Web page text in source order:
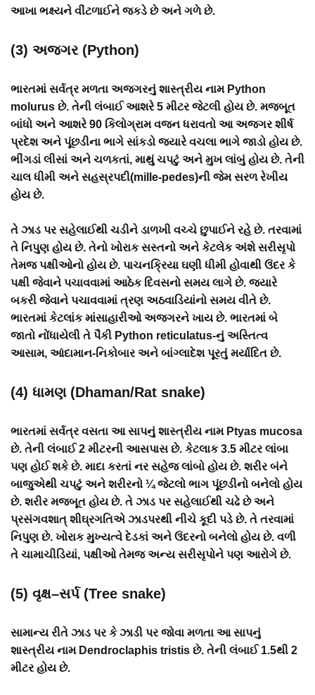
આખા ભક્ષ્યને વીંટળાઈને જકડે છે અને ગળે છે.
(3) અજગર (Python)
ભારતમાં સર્વત્ર મળતા અજગરનું શાસ્ત્રીય નામ Python
molurus છે. તેની લંબાઈ આશરે 5 મીટર જેટલી હોય છે. મજબૂત
બાંધો અને આશરે 90 કિલોગ્રામ વજન ધરાવતો આ અજગર શીર્ષ
પ્રદેશ અને પૂંછડીના ભાગે સાંકડો જ્યારે વચલા ભાગે જાડો હોય છે.
ભીંગડાં લીસાં અને ચળકતાં, માથું ચપટું અને મુખ લાંબું હોય છે. તેની
ચાલ ધીમી અને સહસ્રપદી(mille-pedes)ની જેમ સરળ રેખીય
હોય છે.
તે ઝાડ પર સહેલાઈથી ચડીને ડાળખી વચ્ચે છુપાઈને રહે છે. તરવામાં
તે નિપુણ હોય છે. તેનો ખોરાક સસ્તનો અને કેટલેક અંશે સરીસૃપો
તેમજ પક્ષીઓનો હોય છે. પાચનક્રિયા ઘણી ધીમી હોવાથી ઉંદર કે
પક્ષી જેવાને પચાવવામાં આઠેક દિવસનો સમય લાગે છે. જ્યારે
બકરી જેવાને પચાવવામાં ત્રણ અઠવાડિયાંનો સમય વીતે છે.
ભારતમાં કેટલાંક માંસાહારીઓ અજગરને ખાય છે. ભારતમાં બે
જાતો નોંધાયેલી તે પૈકી Python reticulatus-નું અસ્તિત્વ
આસામ, આંદામાન-નિકોબાર અને બાંગ્લાદેશ પૂરતું મર્યાદિત છે.
(4) ધામણ (Dhaman/Rat snake)
ભારતમાં સર્વત્ર વસતા આ સાપનું શાસ્ત્રીય નામ Ptyas mucosa
છે. તેની લંબાઈ 2 મીટરની આસપાસ છે. કેટલાક 3.5 મીટર લાંબા
પણ હોઈ શકે છે. માદા કરતાં નર સહેજ લાંબો હોય છે. શરીર બંને
બાજુએથી ચપટું અને શરીરનો ¼ જેટલો ભાગ પૂંછડીનો બનેલો હોય
છે. શરીર મજબૂત હોય છે. તે ઝાડ પર સહેલાઈથી ચઢે છે અને
પ્રસંગવશાત્ શીઘ્રગતિએ ઝાડપરથી નીચે કૂદી પડે છે. તે તરવામાં
નિપુણ છે. ખોરાક મુખ્યત્વે દેડકાં અને ઉંદરનો બનેલો હોય છે. વળી
તે ચામાચીડિયાં, પક્ષીઓ તેમજ અન્ય સરીસૃપોને પણ આરોગે છે.
(5) વૃક્ષ–સર્પ (Tree snake)
સામાન્ય રીતે ઝાડ પર કે ઝાડી પર જોવા મળતા આ સાપનું
શાસ્ત્રીય નામ Dendroclaphis tristis છે. તેની લંબાઈ 1.5થી 2
મીટર હોય છે.